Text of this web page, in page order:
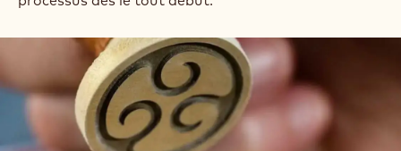
pour créer des produits donnant l’eau à la bouche à
croquant marqué. Avec cette nouvelle technique de
tempérage, vous ne créez pas les cristaux bêta, vous
les ajoutez simplement. Avec 1 % seulement de
Mycryo, vous disposez de la quantité exacte de
cristaux bêta nécessaires pour lancer la réaction en